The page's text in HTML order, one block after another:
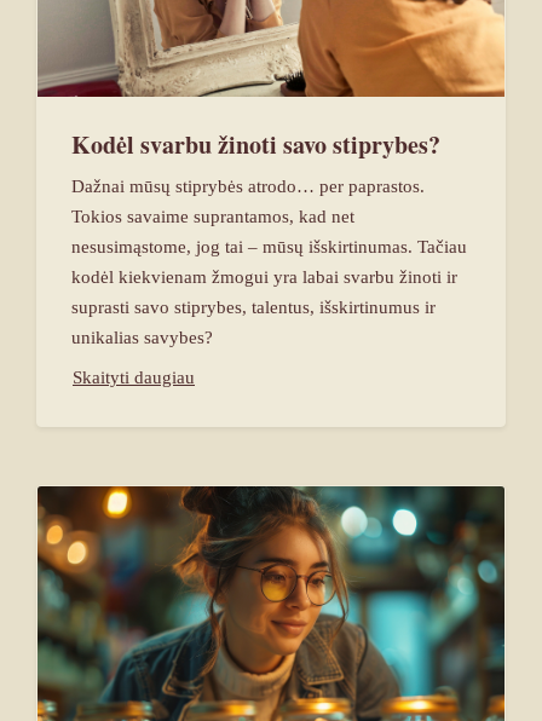
Kodėl svarbu žinoti savo stiprybes?
Dažnai mūsų stiprybės atrodo… per paprastos.
Tokios savaime suprantamos, kad net
nesusimąstome, jog tai – mūsų išskirtinumas. Tačiau
kodėl kiekvienam žmogui yra labai svarbu žinoti ir
suprasti savo stiprybes, talentus, išskirtinumus ir
unikalias savybes?
Skaityti daugiau